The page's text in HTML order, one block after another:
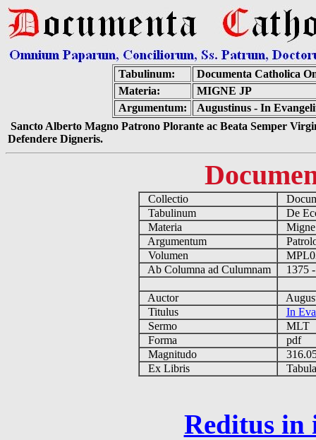
Tabulinum:
Documenta Catholica
Materia:
MIGNE JP
Argumentum:
Augustinus - In
Sancto Alberto Magno Patrono Plorante ac Beata Semper
Defendere Digneris.
Collectio
Tabulinum
De
Materia
Argumentum
Volumen
Ab Columna ad Culumnam
1375
Auctor
Titulus
In
Sermo
MLT
Forma
pdf
Magnitudo
Ex Libris
Reditus in